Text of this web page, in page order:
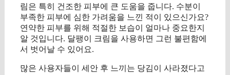
림은 특히 건조한 피부에 큰 도움을 줍니다. 수분이
부족한 피부에 심한 가려움을 느낀 적이 있으신가요?
연약한 피부를 위해 적절한 보습이 얼마나 중요한지
알 것입니다. 달팽이 크림을 사용하면 그런 불편함에
서 벗어날 수 있어요.
많은 사용자들이 세안 후 느끼는 당김이 사라졌다고